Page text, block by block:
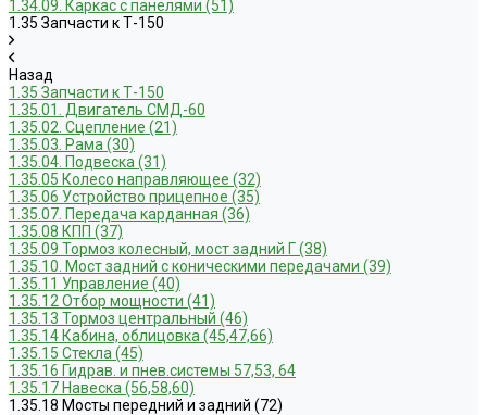
1.34.09. Каркас с панелями (51)
1.35 Запчасти к Т-150
Назад
1.35 Запчасти к Т-150
1.35.01. Двигатель СМД-60
1.35.02. Сцепление (21)
1.35.03. Рама (30)
1.35.04. Подвеска (31)
1.35.05 Колесо направляющее (32)
1.35.06 Устройство прицепное (35)
1.35.07. Передача карданная (36)
1.35.08 КПП (37)
1.35.09 Тормоз колесный, мост задний Г (38)
1.35.10. Мост задний с коническими передачами (39)
1.35.11 Управление (40)
1.35.12 Отбор мощности (41)
1.35.13 Тормоз центральный (46)
1.35.14 Кабина, облицовка (45,47,66)
1.35.15 Стекла (45)
1.35.16 Гидрав. и пнев.системы 57,53, 64
1.35.17 Навеска (56,58,60)
1.35.18 Мосты передний и задний (72)